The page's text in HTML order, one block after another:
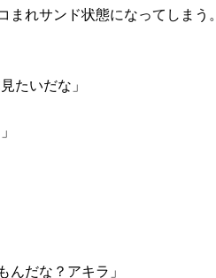
れサンド状態になってしまう。
たいだな」
んだな？アキラ」